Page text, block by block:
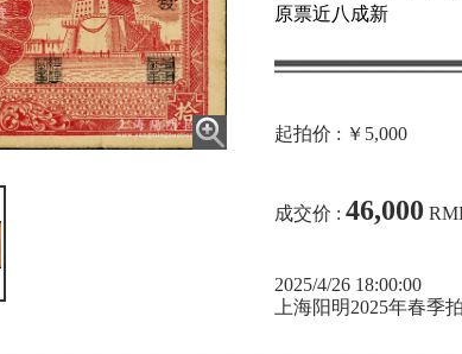
原票近八成新
起拍价 : ￥5,000
成交价 : 46,000
2025/4/26 18:00:00
上海阳明2025年春季